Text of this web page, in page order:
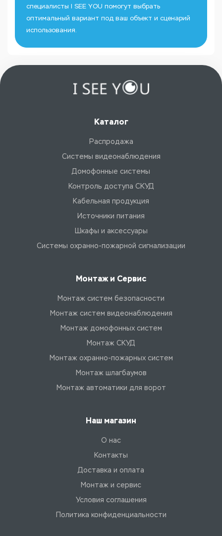
специалисты I SEE YOU помогут выбрать
оптимальный вариант под ваш объект и сценарий
использования.
Каталог
Распродажа
Системы видеонаблюдения
Домофонные системы
Контроль доступа СКУД
Кабельная продукция
Источники питания
Шкафы и аксессуары
Системы охранно-пожарной сигнализации
Монтаж и Сервис
Монтаж систем безопасности
Монтаж систем видеонаблюдения
Монтаж домофонных систем
Монтаж СКУД
Монтаж охранно-пожарных систем
Монтаж шлагбаумов
Монтаж автоматики для ворот
Наш магазин
О нас
Контакты
Доставка и оплата
Монтаж и сервис
Условия соглашения
Политика конфиденциальности